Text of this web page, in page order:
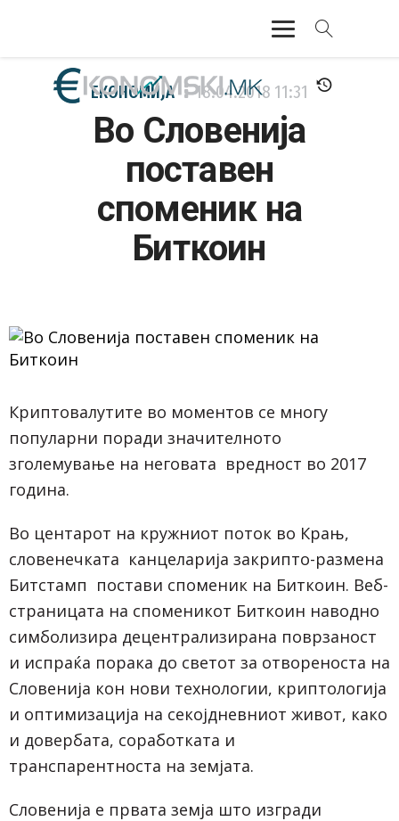
АКТУЕЛНО
ЕКОНОМИЈА
БАНКАРСТВО
ЕКОНОМИЈА 18.04.2018 11:31
Во Словенија
поставен
споменик на
Биткоин
Криптовалутите во моментов се многу
популарни поради значителното
зголемување на неговата вредност во 2017
година.
Во центарот на кружниот поток во Крањ,
словенечката канцеларија закрипто-размена
Битстамп постави споменик на Биткоин. Веб-
страницата на споменикот Биткоин наводно
симболизира децентрализирана поврзаност
и испраќа порака до светот за отвореноста на
Словенија кон нови технологии, криптологија
и оптимизација на секојдневниот живот, како
и довербата, соработката и
транспарентноста на земјата.
Словенија е првата земја што изгради